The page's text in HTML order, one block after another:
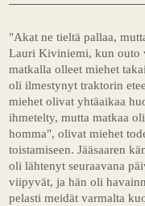
"Akat ne tieltä pallaa,
Lauri Kiviniemi, kun outo
matkalla olleet miehet
oli ilmestynyt traktorin
miehet olivat yhtäaikaa
ihmetelty, mutta matkaa
homma", olivat miehet
toistamiseen. Jääsaaren
oli lähtenyt seuraavana
viipyvät, ja hän oli
pelasti meidät varmalta